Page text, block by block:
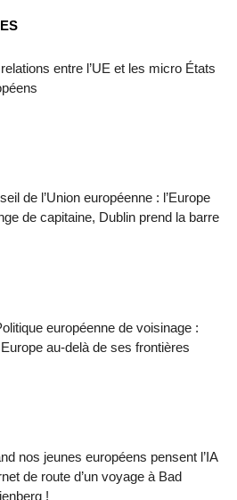
entre l’UE et les micro États
de l’Union européenne : l’Europe
de capitaine, Dublin prend la barre
européenne de voisinage :
au-delà de ses frontières
nos jeunes européens pensent l’IA
de route d’un voyage à Bad
!